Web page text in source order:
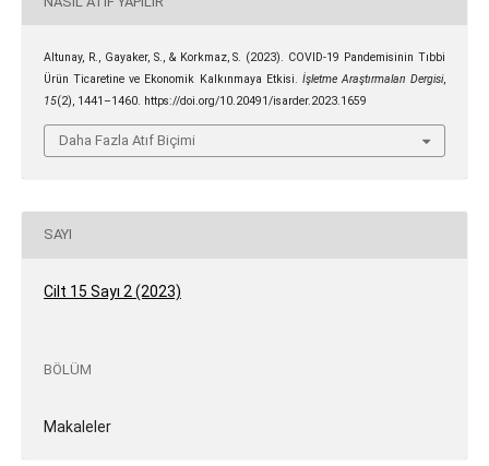
Altunay, R., Gayaker, S., & Korkmaz, S. (2023). COVID-19 Pandemisinin Tıbbi
Ürün Ticaretine ve Ekonomik Kalkınmaya Etkisi. İşletme Araştırmaları Dergisi,
15(2), 1441–1460. https://doi.org/10.20491/isarder.2023.1659
Daha Fazla Atıf Biçimi
SAYI
Cilt 15 Sayı 2 (2023)
BÖLÜM
Makaleler